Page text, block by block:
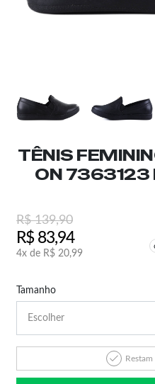
TÊNIS
ON 7363123
R$139,90
R$83,94
4x de R$ 20,99
Tamanho
Restam